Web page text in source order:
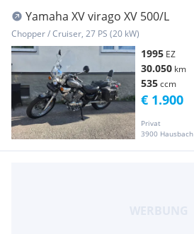
Yamaha XV virago XV 500/L
Chopper / Cruiser, 27 PS (20 kW)
1995 EZ
30.050 km
535ccm
Privat
3900 Hausbach
€ 1.900